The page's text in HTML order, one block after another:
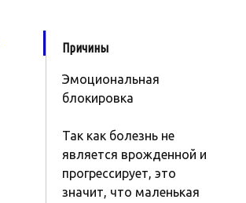
Причины
Эмоциональная
блокировка
Так как болезнь не
является врожденной и
прогрессирует, это
значит, что маленькая